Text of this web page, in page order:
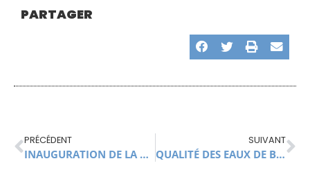
PARTAGER
PRÉCÉDENT
INAUGURATION DE LA « DIGUE CONFORTÉE » LE 15 JUILLET 2020
SUIVANT
QUALITÉ DES EAUX DE BAIGNADES À ANDUZE CLASSÉE EXCELLENTE